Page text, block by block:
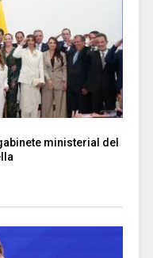
ministerial del